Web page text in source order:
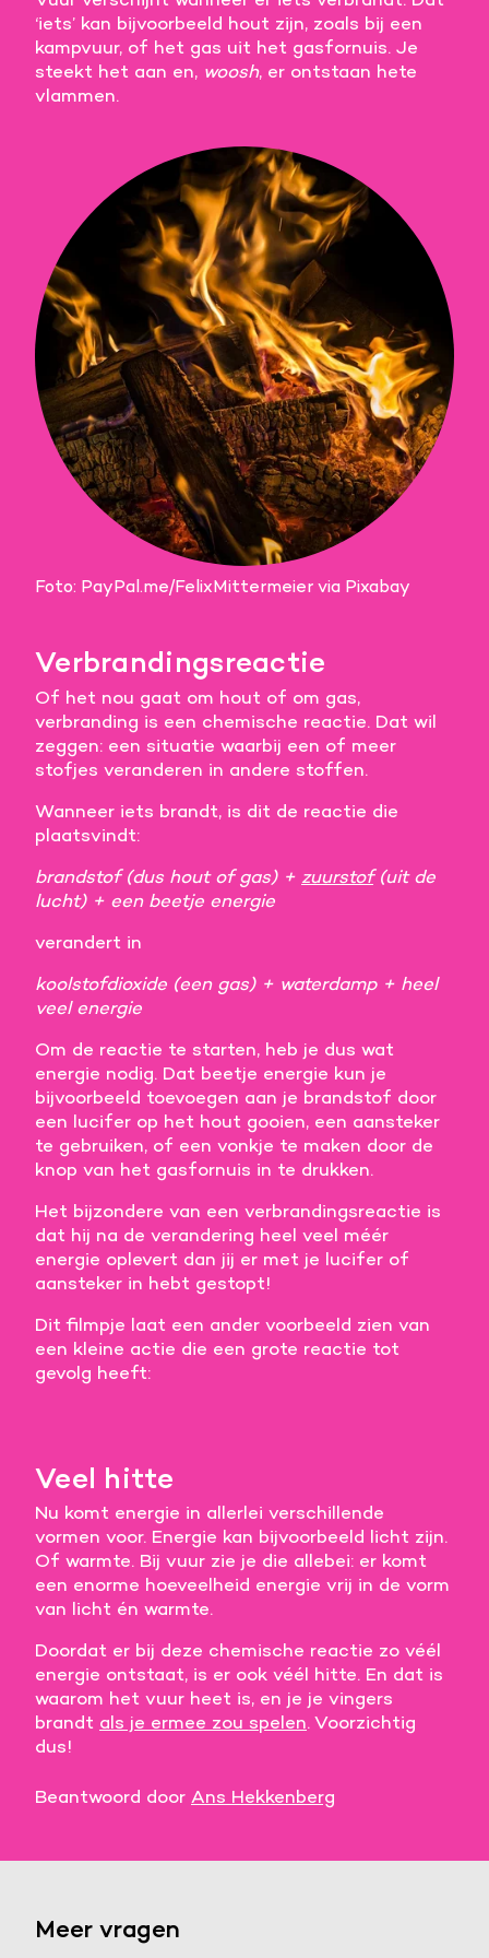
‘iets’ kan bijvoorbeeld hout zijn, zoals bij een
kampvuur, of het gas uit het gasfornuis. Je
steekt het aan en, woosh, er ontstaan hete
vlammen.
Foto: PayPal.me/FelixMittermeier via Pixabay
Verbrandingsreactie
Of het nou gaat om hout of om gas,
verbranding is een chemische reactie. Dat wil
zeggen: een situatie waarbij een of meer
stofjes veranderen in andere stoffen.
Wanneer iets brandt, is dit de reactie die
plaatsvindt:
brandstof (dus hout of gas) + zuurstof(uit de
lucht) + een beetje energie
verandert in
koolstofdioxide (een gas) + waterdamp + heel
veel energie
Om de reactie te starten, heb je dus wat
energie nodig. Dat beetje energie kun je
bijvoorbeeld toevoegen aan je brandstof door
een lucifer op het hout gooien, een aansteker
te gebruiken, of een vonkje te maken door de
knop van het gasfornuis in te drukken.
Het bijzondere van een verbrandingsreactie is
dat hij na de verandering heel veel méér
energie oplevert dan jij er met je lucifer of
aansteker in hebt gestopt!
Dit filmpje laat een ander voorbeeld zien van
een kleine actie die een grote reactie tot
gevolg heeft:
Veel hitte
Nu komt energie in allerlei verschillende
vormen voor. Energie kan bijvoorbeeld licht zijn.
Of warmte. Bij vuur zie je die allebei: er komt
een enorme hoeveelheid energie vrij in de vorm
van licht én warmte.
Doordat er bij deze chemische reactie zo véél
energie ontstaat, is er ook véél hitte. En dat is
waarom het vuur heet is, en je je vingers
brandt als je ermee zou spelen. Voorzichtig
dus!
Beantwoord door Ans Hekkenberg
Meer vragen
Meer informatie
Alle cookies accepteren